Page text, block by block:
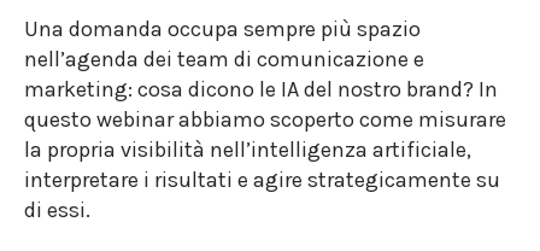
Una domanda occupa sempre più spazio
nell’agenda dei team di comunicazione e
marketing: cosa dicono le IA del nostro brand? In
questo webinar abbiamo scoperto come misurare
la propria visibilità nell’intelligenza artificiale,
interpretare i risultati e agire strategicamente su
di essi.